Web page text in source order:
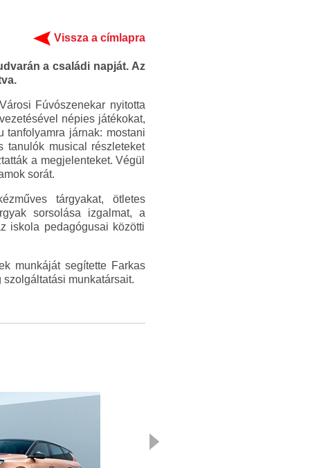
Vissza a címlapra
a családi napját. Az
Fúvószenekar nyitotta
népies játékokat,
tanfolyamra járnak: mostani
tanulók musical részleteket
a megjelenteket. Végül
sorát.
tárgyakat, ötletes
sorsolása izgalmat, a
iskola pedagógusai közötti
munkáját segítette Farkas
munkatársait.